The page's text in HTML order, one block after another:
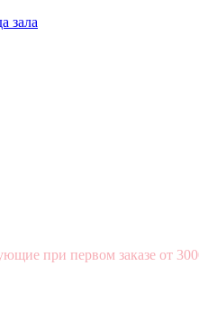
зала
при первом заказе от